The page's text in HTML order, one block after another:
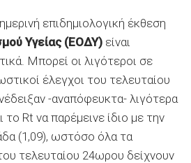
επιδημιολογική έκθεση
Υγείας (ΕΟΔΥ) είναι
Μπορεί οι λιγότεροι σε
έλεγχοι του τελευταίου
-αναπόφευκτα- λιγότερα
Rt να παρέμεινε ίδιο με την
(1,09), ωστόσο όλα τα
τελευταίου 24ωρου δείχνουν